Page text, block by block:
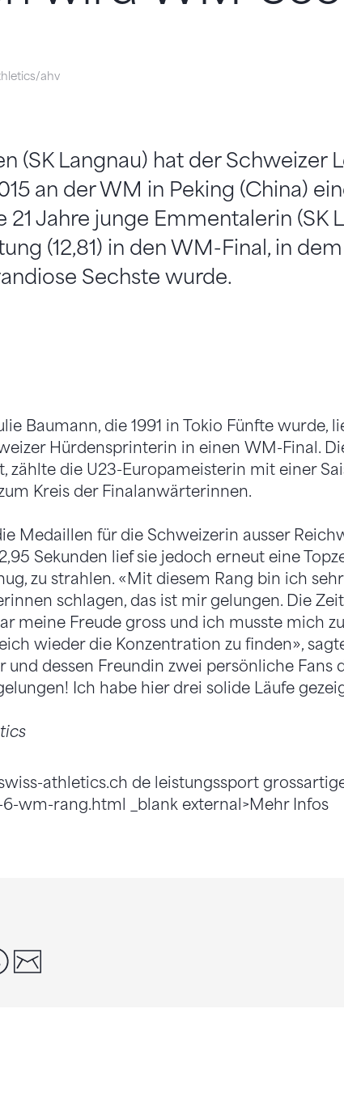
ahv
(SK Langnau) hat der Schweizer
an der WM in Peking (China)
21 Jahre junge Emmentalerin (SK
(12,81) in den WM-Final, in
Sechste wurde.
Baumann, die 1991 in Tokio Fünfte wurde,
Hürdensprinterin in einen WM-Final.
zählte die U23-Europameisterin mit einer
Kreis der Finalanwärterinnen.
Medaillen für die Schweizerin ausser
Sekunden lief sie jedoch erneut eine
zu strahlen. «Mit diesem Rang bin ich
schlagen, das ist mir gelungen. Die
meine Freude gross und ich musste mich
wieder die Konzentration zu finden»,
dessen Freundin zwei persönliche Fans
Ich habe hier drei solide Läufe
athletics.ch de leistungssport
wm-rang.html _blank external>Mehr Infos
whatsapp